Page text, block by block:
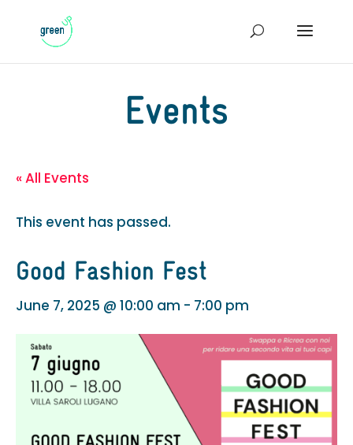
Events
« All Events
This event has passed.
Good Fashion Fest
June 7, 2025 @ 10:00 am - 7:00 pm